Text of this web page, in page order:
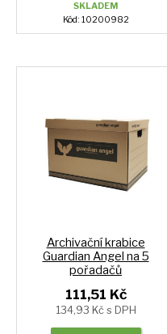
SKLADEM
Kód: 10200982
Archivační krabice
Guardian Angel na 5
pořadačů
111,51 Kč
134,93 Kč s DPH